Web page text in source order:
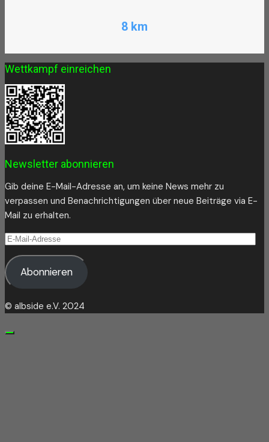
8 km
Wettkampf einreichen
Newsletter abonnieren
Gib deine E-Mail-Adresse an, um keine News mehr zu
verpassen und Benachrichtigungen über neue Beiträge via E-
Mail zu erhalten.
E-
Mail-
AdresseAbonnieren
© albside e.V. 2024